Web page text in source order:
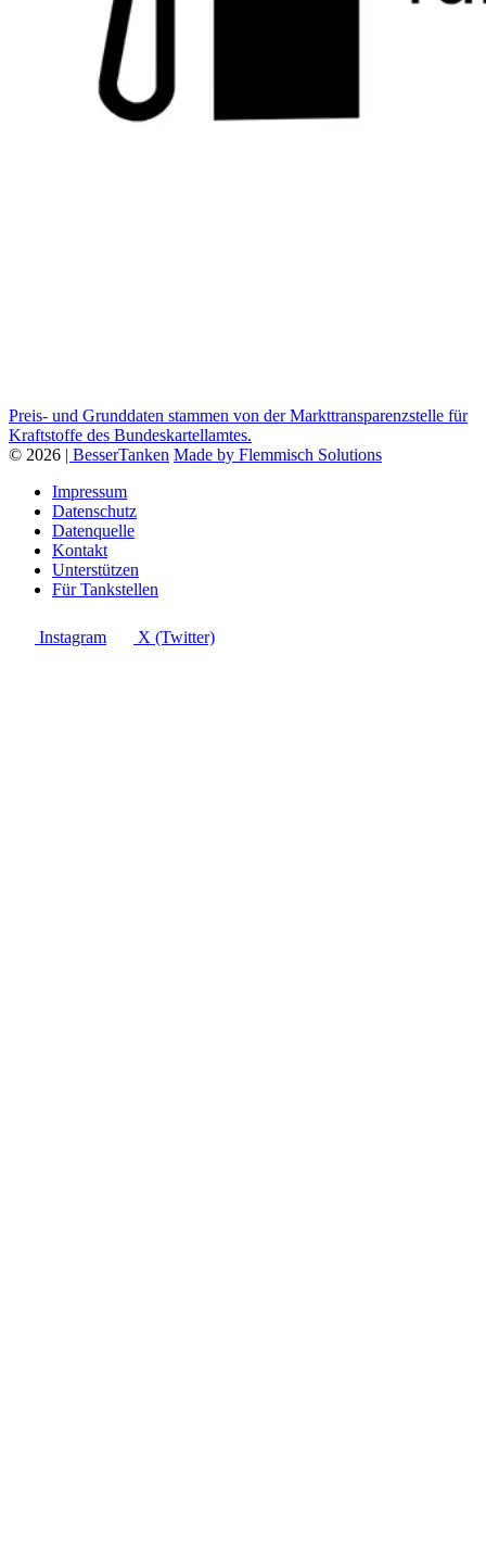
Preis- und Grunddaten stammen von der Markttransparenzstelle für
Kraftstoffe des Bundeskartellamtes.
© 2026 | BesserTanken Made by Flemmisch Solutions
Impressum
Datenschutz
Datenquelle
Kontakt
Unterstützen
Für Tankstellen
Instagram X (Twitter)